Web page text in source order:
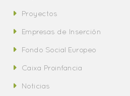
Proyectos
Empresas de Inserción
Fondo Social Europeo
Caixa Proinfancia
Noticias